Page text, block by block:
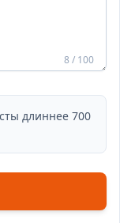
8 / 100
длиннее 700